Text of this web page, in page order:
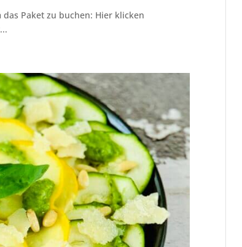
Paket zu buchen: Hier klicken